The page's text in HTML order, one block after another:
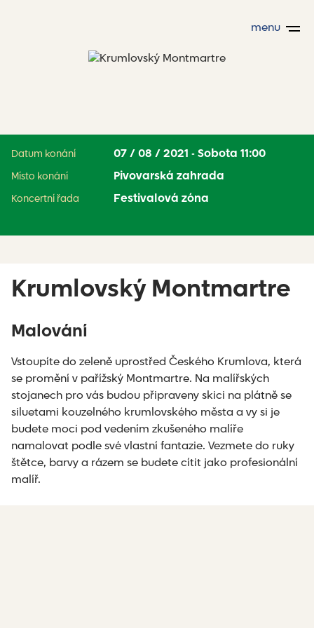
menu
Datum konání 07 / 08 / 2021 - Sobota 11:00
Místo konání Pivovarská zahrada
Koncertní řada Festivalová zóna
Krumlovský Montmartre
Malování
Vstoupíte do zeleně uprostřed Českého Krumlova, která
se promění v pařížský Montmartre. Na malířských
stojanech pro vás budou připraveny skici na plátně se
siluetami kouzelného krumlovského města a vy si je
budete moci pod vedením zkušeného malíře
namalovat podle své vlastní fantazie. Vezmete do ruky
štětce, barvy a rázem se budete cítit jako profesionální
malíř.